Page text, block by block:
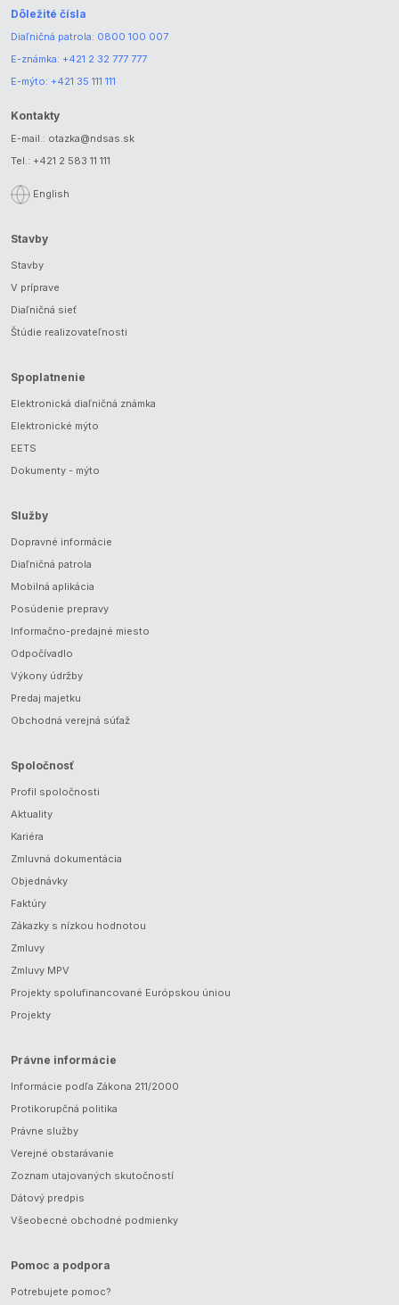
Dôležité čísla
Diaľničná patrola: 0800 100 007
E-známka: +421 2 32 777 777
E-mýto: +421 35 111 111
Kontakty
E-mail.: otazka@ndsas.sk
Tel.: +421 2 583 11 111
English
Stavby
Stavby
V príprave
Diaľničná sieť
Štúdie realizovateľnosti
Spoplatnenie
Elektronická diaľničná známka
Elektronické mýto
EETS
Dokumenty - mýto
Služby
Dopravné informácie
Diaľničná patrola
Mobilná aplikácia
Posúdenie prepravy
Informačno-predajné miesto
Odpočívadlo
Výkony údržby
Predaj majetku
Obchodná verejná súťaž
Spoločnosť
Profil spoločnosti
Aktuality
Kariéra
Zmluvná dokumentácia
Objednávky
Faktúry
Zákazky s nízkou hodnotou
Zmluvy
Zmluvy MPV
Projekty spolufinancované Európskou úniou
Projekty
Právne informácie
Informácie podľa Zákona 211/2000
Protikorupčná politika
Právne služby
Verejné obstarávanie
Zoznam utajovaných skutočností
Dátový predpis
Všeobecné obchodné podmienky
Pomoc a podpora
Potrebujete pomoc?